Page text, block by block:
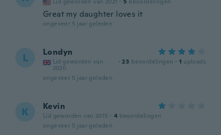
Great my daughter loves it
ongeveer 5 jaar geleden
L Londyn
Lid geworden van
2020
· 23 beoordelingen · 1 uploads
ongeveer 5 jaar geleden
K Kevin
Lid geworden van 2015 · 4 beoordelingen
ongeveer 5 jaar geleden